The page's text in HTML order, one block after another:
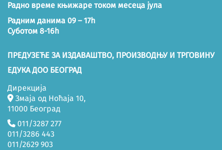
Радно време књижаре током месеца јула
Радним данима 09 – 17h
Суботом 8-16h
ПРЕДУЗЕЋЕ ЗА ИЗДАВАШТВО, ПРОИЗВОДЊУ И ТРГОВИНУ
ЕДУКА ДОО БЕОГРАД
Дирекција
Змаја од Ноћаја 10,
11000 Београд
011/3287 277
011/3286 443
011/2629 903